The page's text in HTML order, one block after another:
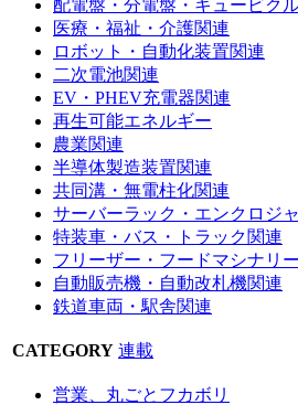
配電盤・分電盤・キュービク
医療・福祉・介護関連
ロボット・自動化装置関連
二次電池関連
EV・PHEV充電器関連
再生可能エネルギー
農業関連
半導体製造装置関連
共同溝・無電柱化関連
サーバーラック・エンクロジ
特装車・バス・トラック関連
フリーザー・フードマシナリ
自動販売機・自動改札機関連
鉄道車両・駅舎関連
CATEGORY 連載
営業、丸ごとフカボリ